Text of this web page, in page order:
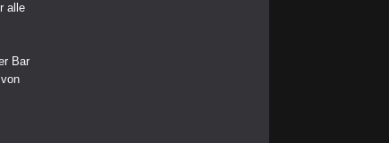
alle
Bar